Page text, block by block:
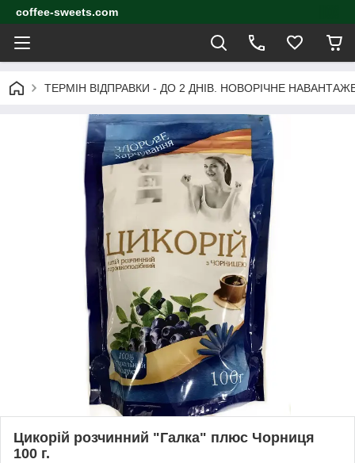
coffee-sweets.com
ТЕРМІН ВІДПРАВКИ - ДО 2 ДНІВ. НОВОРІЧНЕ
Цикорій розчинний "Галка" плюс Чорниця
100 г.